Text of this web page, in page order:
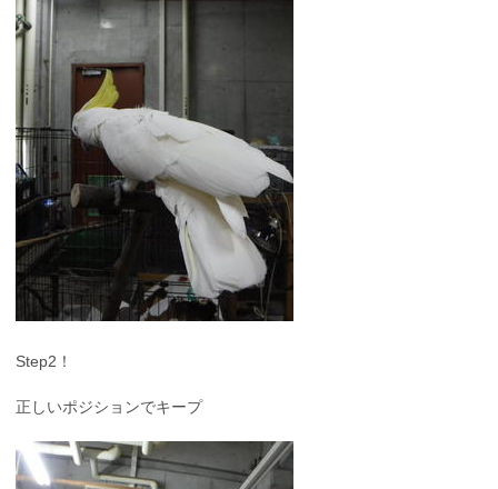
Step2！
正しいポジションでキープ